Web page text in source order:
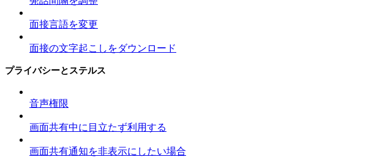
面接言語を変更
面接の文字起こしをダウンロード
プライバシーとステルス
音声権限
画面共有中に目立たず利用する
画面共有通知を非表示にしたい場合